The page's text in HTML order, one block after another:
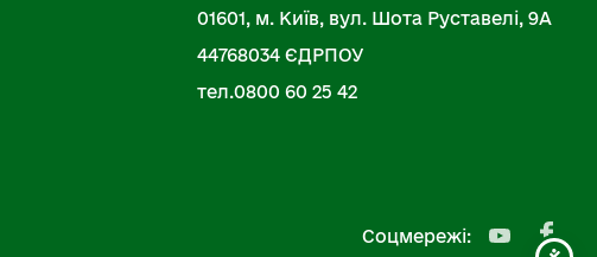
01601, м. Київ, вул. Шота Руставелі, 9А
44768034 ЄДРПОУ
тел.0800 60 25 42
Соцмережі: